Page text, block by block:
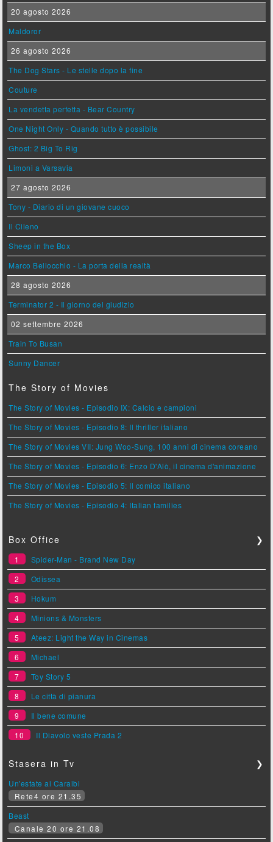
20 agosto 2026
Maldoror
26 agosto 2026
The Dog Stars - Le stelle dopo la fine
Couture
La vendetta perfetta - Bear Country
One Night Only - Quando tutto è possibile
Ghost: 2 Big To Rig
Limoni a Varsavia
27 agosto 2026
Tony - Diario di un giovane cuoco
Il Cileno
Sheep in the Box
Marco Bellocchio - La porta della realtà
28 agosto 2026
Terminator 2 - Il giorno del giudizio
02 settembre 2026
Train To Busan
Sunny Dancer
The Story of Movies
The Story of Movies - Episodio IX: Calcio e campioni
The Story of Movies - Episodio 8: Il thriller italiano
The Story of Movies VII: Jung Woo-Sung, 100 anni di cinema coreano
The Story of Movies - Episodio 6: Enzo D'Alò, il cinema d'animazione
The Story of Movies - Episodio 5: Il comico italiano
The Story of Movies - Episodio 4: Italian families
Box Office ❯
1
Spider-Man - Brand New Day
2
Odissea
3
Hokum
4
Minions & Monsters
5
Ateez: Light the Way in Cinemas
6
Michael
7
Toy Story 5
8
Le città di pianura
9
Il bene comune
10
Il Diavolo veste Prada 2
Stasera in Tv ❯
Un'estate ai Caraibi
Rete4 ore 21.35
Beast
Canale 20 ore 21.08